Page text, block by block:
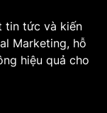
tin tức và kiến
Marketing, hỗ
hiệu quả cho